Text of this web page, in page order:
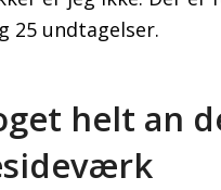
25 undtagelser.
helt an